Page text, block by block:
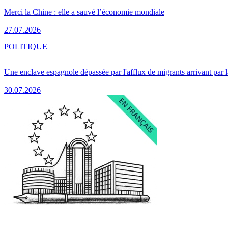
Merci la Chine : elle a sauvé l’économie mondiale
27.07.2026
Une enclave espagnole dépassée par l'afflux de migrants arrivant par
30.07.2026
POLITIQUE